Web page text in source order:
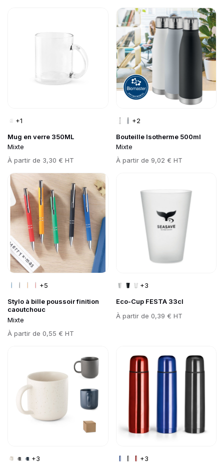
Mug en verre 350ML
Mixte
Prix
À partir de 3,30 € HT
+1
Bouteille Isotherme 500ml
Mixte
Prix
À partir de 9,02 € HT
+2
Go to product page
Stylo à bille poussoir finition
caoutchouc
Mixte
Prix
À partir de 0,55 € HT
+5
Go to product page
Eco-Cup FESTA 33cl
Prix
À partir de 0,39 € HT
+3
+3 +3